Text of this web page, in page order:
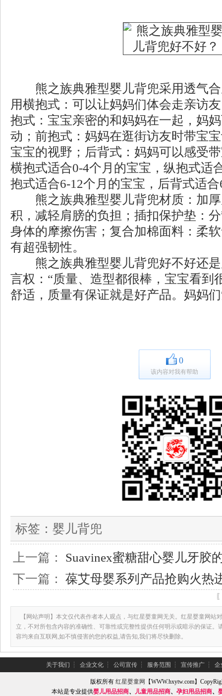
熊之族典雅型婴儿背兜采用透气合
用横抱式：可以让妈妈们体会走亲访
抱式：宝宝亲密的和妈妈在一起，妈
动；前抱式：妈妈在逛街访友时带宝
宝宝的视野；后背式：妈妈可以感受
横抱式适合0-4个月的宝宝，纵抱式适
抱式适合6-12个月的宝宝，后背式适
熊之族典雅型婴儿背兜材质：加厚
积，减轻肩膀的负担；插扣保护垫：
身体的摩擦伤害；复合加棉面料：柔
有超强韧性。
熊之族典雅型婴儿背兜好不好还是
言权：“质量、造型都很棒，宝宝看到
舒适，质量有保证就是好产品。妈妈
0
该内容对我有帮助
标签： 婴儿背兜
上一篇： Suavinex蜜糖甜心婴儿牙胶
下一篇： 葆艾母婴系列产品抢购火热
【网站声明】本文仅代表作者本人观点，与红星婴童网无关。红星婴童网站
立，不对所包含内容的准确性、可靠性或完整性提供任何明示或暗示的保证。
容均来自互联网,如不慎侵害的您的权益,请告知,我们将尽快删除。
关于我们 ┆ 企业文化 ┆ 公司宣传 ┆ 服务范围 ┆ 宣传推广 ┆ 企
版权所有红星婴童网
【WWW.hxytw.com】
本站是专业提供婴儿用品招商、 儿童用品招商、 孕妇用品招商、